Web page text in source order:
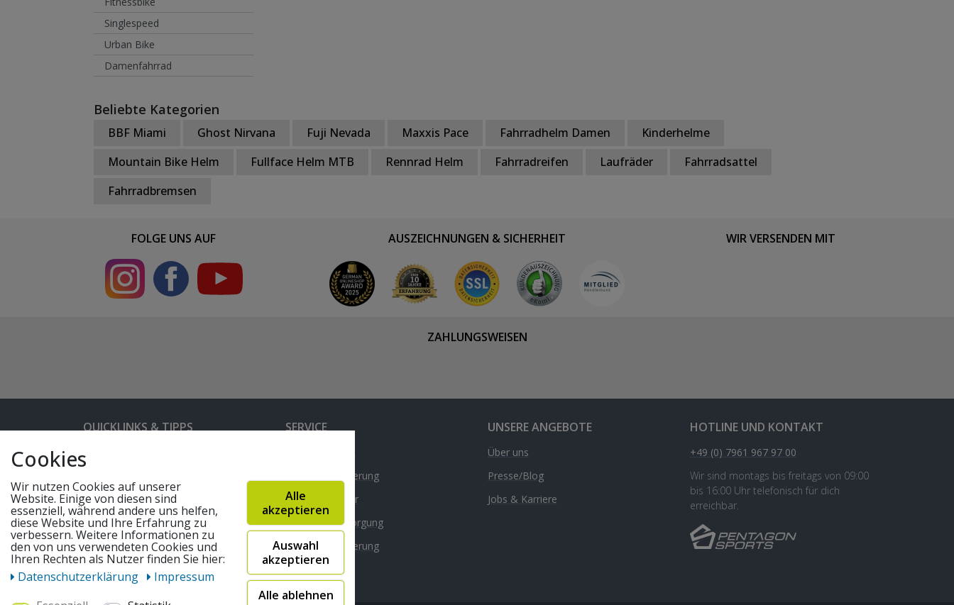
Singlespeed
Urban Bike
Damenfahrrad
Beliebte Kategorien
BBF Miami Ghost Nirvana Fuji Nevada Maxxis Pace Fahrradhelm Damen
Kinderhelme
Mountain Bike Helm
Fullface Helm MTB Rennrad Helm Fahrradreifen Laufräder
Fahrradsattel
Fahrradbremsen
FOLGE UNS AUF AUSZEICHNUNGEN & SICHERHEIT WIR VERSENDEN MIT
ZAHLUNGSWEISEN
QUICKLINKS & TIPPS
Kunden-Login
Partnerprogramm
Marken
FAQ
Widerruf absenden
SERVICE
Versand & Lieferung
Rahmenrechner
Altgeräte-Entsorgung
Fahrradversicherung
UNSERE ANGEBOTE
Über uns
Presse/Blog
Jobs & Karriere
HOTLINE UND KONTAKT
+49 (0) 7961 967 97 00
Wir sind montags bis freitags von 09:00
bis 16:00 Uhr telefonisch für dich
erreichbar.
Cookies
Wir nutzen Cookies auf unserer
Website. Einige von diesen sind
essenziell, während andere uns helfen,
diese Website und Ihre Erfahrung zu
verbessern. Weitere Informationen zu
den von uns verwendeten Cookies und
Ihren Rechten als Nutzer finden Sie hier:
Daten­schutz­erklärung
Impressum
Alle
akzeptieren
Auswahl
akzeptieren
Alle ablehnen